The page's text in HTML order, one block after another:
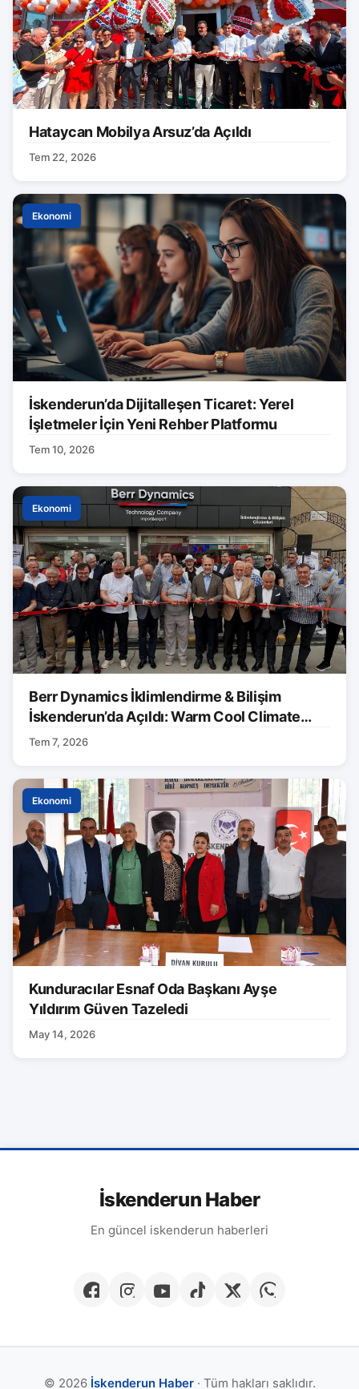
Hataycan Mobilya Arsuz’da Açıldı
Tem 22, 2026
Ekonomi
İskenderun’da Dijitalleşen Ticaret: Yerel
İşletmeler İçin Yeni Rehber Platformu
Tem 10, 2026
Ekonomi
Berr Dynamics İklimlendirme & Bilişim
İskenderun’da Açıldı: Warm Cool Climate
Markası Tanıtıldı
Tem 7, 2026
Ekonomi
Kunduracılar Esnaf Oda Başkanı Ayşe
Yıldırım Güven Tazeledi
May 14, 2026
İskenderun Haber
En güncel iskenderun haberleri
© 2026 İskenderun Haber· Tüm hakları saklıdır.